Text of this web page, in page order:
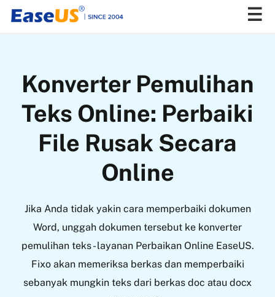
EaseUS
Konverter Pemulihan
Teks Online: Perbaiki
File Rusak Secara
Online
Jika Anda tidak yakin cara memperbaiki dokumen
Word, unggah dokumen tersebut ke konverter
pemulihan teks - layanan Perbaikan Online EaseUS.
Fixo akan memeriksa berkas dan memperbaiki
sebanyak mungkin teks dari berkas doc atau docx